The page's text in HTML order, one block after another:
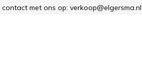
contact met ons op: verkoop@elgersma.nl